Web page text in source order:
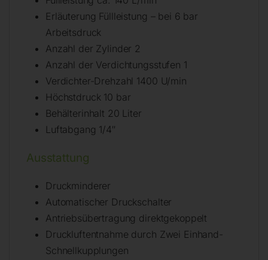
Erläuterung Füllleistung – bei 6 bar
Arbeitsdruck
Anzahl der Zylinder 2
Anzahl der Verdichtungsstufen 1
Verdichter-Drehzahl 1400 U/min
Höchstdruck 10 bar
Behälterinhalt 20 Liter
Luftabgang 1/4″
Ausstattung
Druckminderer
Automatischer Druckschalter
Antriebsübertragung direktgekoppelt
Druckluftentnahme durch Zwei Einhand-
Schnellkupplungen